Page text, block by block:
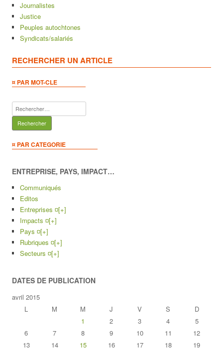
Journalistes
Justice
Peuples autochtones
Syndicats/salariés
RECHERCHER UN ARTICLE
¤ PAR MOT-CLE
Rechercher :
¤ PAR CATEGORIE
ENTREPRISE, PAYS, IMPACT…
Communiqués
Editos
Entreprises ¤[+]
Impacts ¤[+]
Pays ¤[+]
Rubriques ¤[+]
Secteurs ¤[+]
DATES DE PUBLICATION
avril 2015
L
M M J V S
D
1
2 3 4
5
6
7 8 9 10 11
12
13
14 15 16 17 18 19